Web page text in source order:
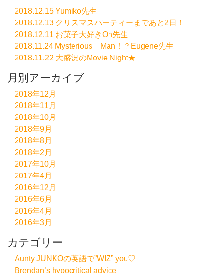
2018.12.15 Yumiko先生
2018.12.13 クリスマスパーティーまであと2日！
2018.12.11 お菓子大好きOn先生
2018.11.24 Mysterious Man！？Eugene先生
2018.11.22 大盛況のMovie Night★
月別アーカイブ
2018年12月
2018年11月
2018年10月
2018年9月
2018年8月
2018年2月
2017年10月
2017年4月
2016年12月
2016年6月
2016年4月
2016年3月
カテゴリー
Aunty JUNKOの英語で”WIZ” you♡
Brendan’s hypocritical advice